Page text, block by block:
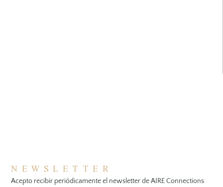
NEWSLETTER
Acepto recibir periódicamente el newsletter de AIRE Connections